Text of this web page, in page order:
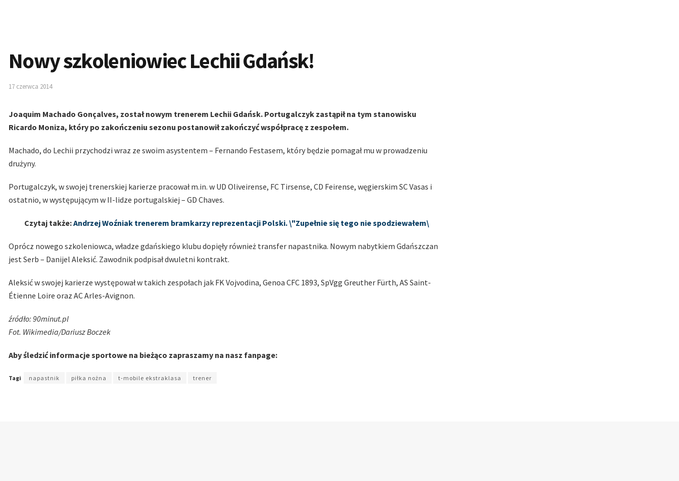
Nowy szkoleniowiec Lechii Gdańsk!
17 czerwca 2014
Joaquim Machado Gonçalves, został nowym trenerem Lechii Gdańsk. Portugalczyk zastąpił na tym stanowisku
Ricardo Moniza, który po zakończeniu sezonu postanowił zakończyć współpracę z zespołem.
Machado, do Lechii przychodzi wraz ze swoim asystentem – Fernando Festasem, który będzie pomagał mu w prowadzeniu
drużyny.
Portugalczyk, w swojej trenerskiej karierze pracował m.in. w UD Oliveirense, FC Tirsense, CD Feirense, węgierskim SC Vasas i
ostatnio, w występującym w II-lidze portugalskiej – GD Chaves.
Czytaj także:Andrzej Woźniak trenerem bramkarzy reprezentacji Polski. \"Zupełnie się tego nie spodziewałem\
Oprócz nowego szkoleniowca, władze gdańskiego klubu dopięły również transfer napastnika. Nowym nabytkiem Gdańszczan
jest Serb – Danijel Aleksić. Zawodnik podpisał dwuletni kontrakt.
Aleksić w swojej karierze występował w takich zespołach jak FK Vojvodina, Genoa CFC 1893, SpVgg Greuther Fürth, AS Saint-
Étienne Loire oraz AC Arles-Avignon.
źródło: 90minut.pl
Fot. Wikimedia/Dariusz Boczek
Aby śledzić informacje sportowe na bieżąco zapraszamy na nasz fanpage:
Tagi napastnik piłka nożna t-mobile ekstraklasa trener